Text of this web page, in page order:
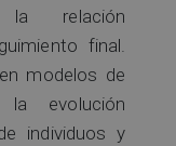
la relación
final.
modelos de
evolución
individuos y